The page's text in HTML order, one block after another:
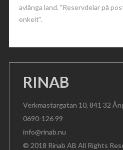
avlånga land. "Reservdelar på
enkelt".
RINAB
Verkmästargatan 10, 841 32
0690-126 99
info@rinab.nu
© 2018 Rinab AB All Rights